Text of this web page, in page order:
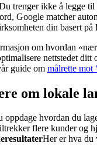
trenger ikke å legge
Google matcher
din basert på
om hvordan
nettstedet ditt
guide om målrette mot
om lokale
oppdage hvordan du
flere kunder og
Her er hva du